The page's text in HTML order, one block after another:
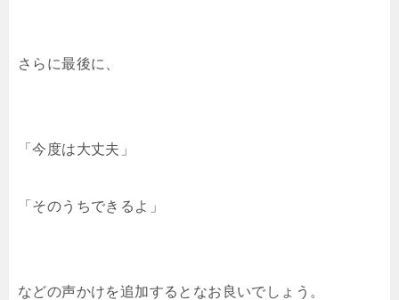
さらに最後に、
「今度は大丈夫」
「そのうちできるよ」
などの声かけを追加するとなお良いでしょう。